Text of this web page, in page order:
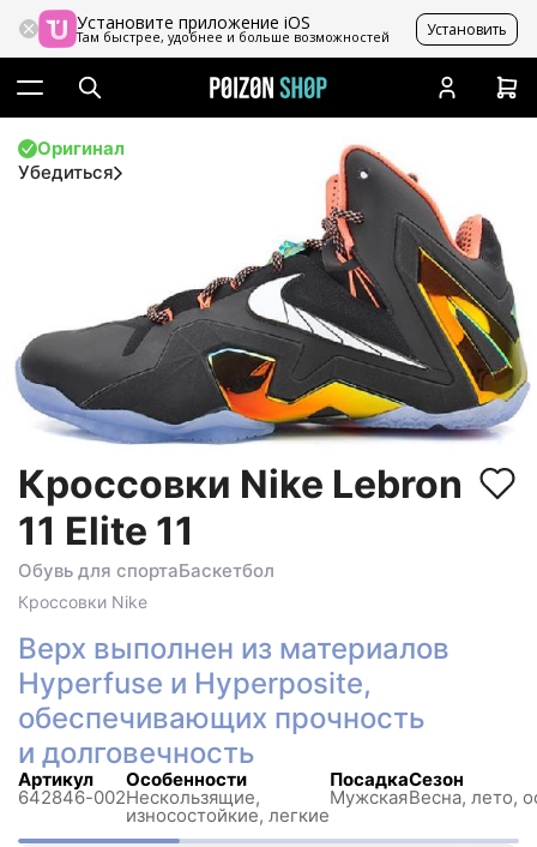
Установите приложение iOS
Там быстрее, удобнее и больше возможностей Установить
Оригинал
Убедиться
Кроссовки Nike Lebron
11 Elite 11
Обувь для спортаБаскетбол
Кроссовки Nike
Верх выполнен из материалов
Hyperfuse и Hyperposite,
обеспечивающих прочность
и долговечность
Артикул
642846-002
Особенности
Нескользящиe,
износостойкие, легкие
Посадка
Мужская
Сезон
Весна, лето,